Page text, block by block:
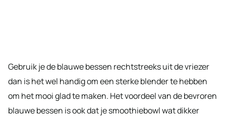
Gebruik je de blauwe bessen rechtstreeks uit de vriezer
dan is het wel handig om een sterke blender te hebben
om het mooi glad te maken. Het voordeel van de bevroren
blauwe bessen is ook dat je smoothiebowl wat dikker